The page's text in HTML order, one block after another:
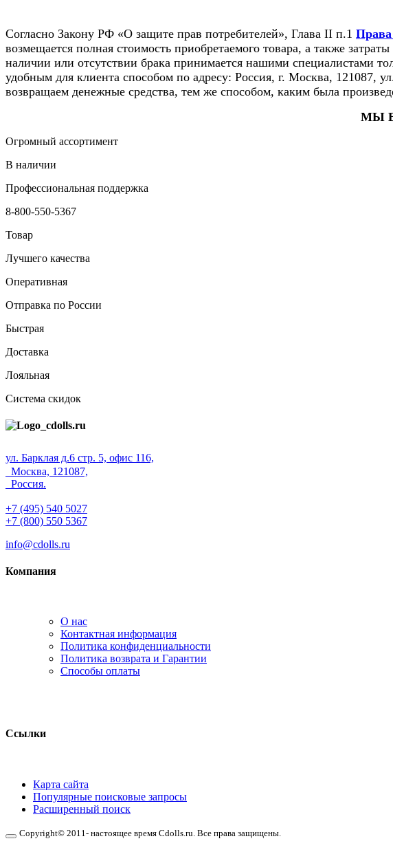
Согласно Закону РФ «О защите прав потребителей», Глава II п.1 Права
возмещается полная стоимость приобретаемого товара, а также
наличии или отсутствии брака принимается нашими специалистами
удобным для клиента способом по адресу: Россия, г. Москва, 121087,
возвращаем денежные средства, тем же способом, каким была
МЫ
Огромный ассортимент
В наличии
Профессиональная поддержка
8-800-550-5367
Товар
Лучшего качества
Оперативная
Отправка по России
Быстрая
Доставка
Лояльная
Система скидок
ул. Барклая д.6 стр. 5, офис 116,
Москва, 121087,
Россия.
+7 (495) 540 5027
+7 (800) 550 5367
info@cdolls.ru
Компания
О нас
Контактная информация
Политика конфиденциальности
Политика возврата и Гарантии
Способы оплаты
Ссылки
Карта сайта
Популярные поисковые запросы
Расширенный поиск
Copyright© 2011- настоящее время Cdolls.ru. Все права защищены.